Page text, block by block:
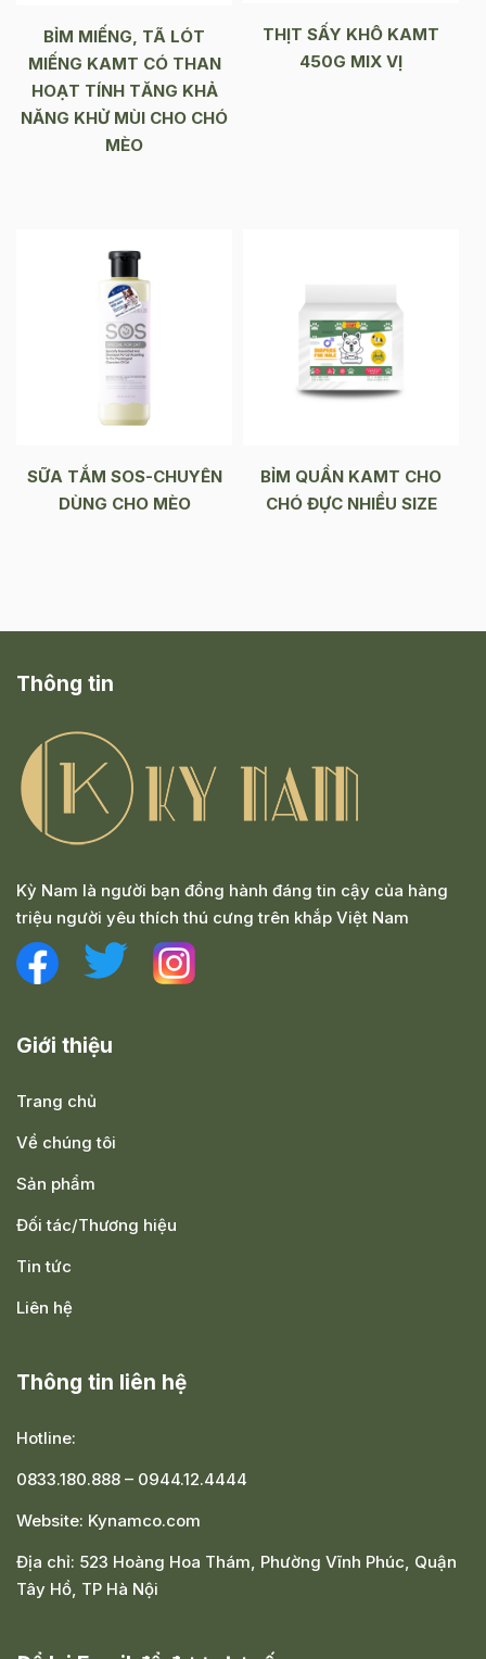
BỈM MIẾNG, TÃ LÓT
MIẾNG KAMT CÓ THAN
HOẠT TÍNH TĂNG KHẢ
NĂNG KHỬ MÙI CHO CHÓ
MÈO
THỊT SẤY KHÔ KAMT
450G MIX VỊ
SỮA TẮM SOS-CHUYÊN
DÙNG CHO MÈO
BỈM QUẦN KAMT CHO
CHÓ ĐỰC NHIỀU SIZE
Thông tin
Kỳ Nam là người bạn đồng hành đáng tin cậy của hàng
triệu người yêu thích thú cưng trên khắp Việt Nam
Giới thiệu
Trang chủ
Về chúng tôi
Sản phẩm
Đối tác/Thương hiệu
Tin tức
Liên hệ
Thông tin liên hệ
Hotline:
0833.180.888 – 0944.12.4444
Website: Kynamco.com
Địa chỉ: 523 Hoàng Hoa Thám, Phường Vĩnh Phúc, Quận
Tây Hồ, TP Hà Nội